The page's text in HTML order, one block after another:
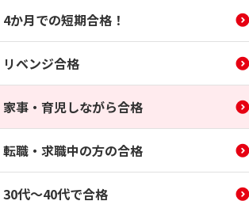
4か月での短期合格！
リベンジ合格
家事・育児しながら合格
転職・求職中の方の合格
30代～40代で合格